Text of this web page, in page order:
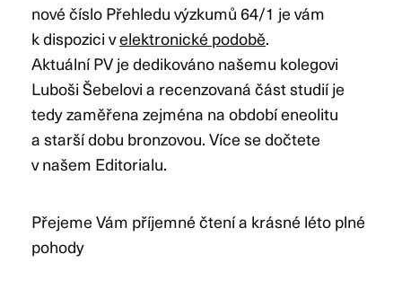
nové číslo Přehledu výzkumů 64/1 je vám
k dispozici velektronické podobě.
Aktuální PV je dedikováno našemu kolegovi
Luboši Šebelovi a recenzovaná část studií je
tedy zaměřena zejména na období eneolitu
a starší dobu bronzovou. Více se dočtete
v našem Editorialu.
Přejeme Vám příjemné čtení a krásné léto plné
pohody